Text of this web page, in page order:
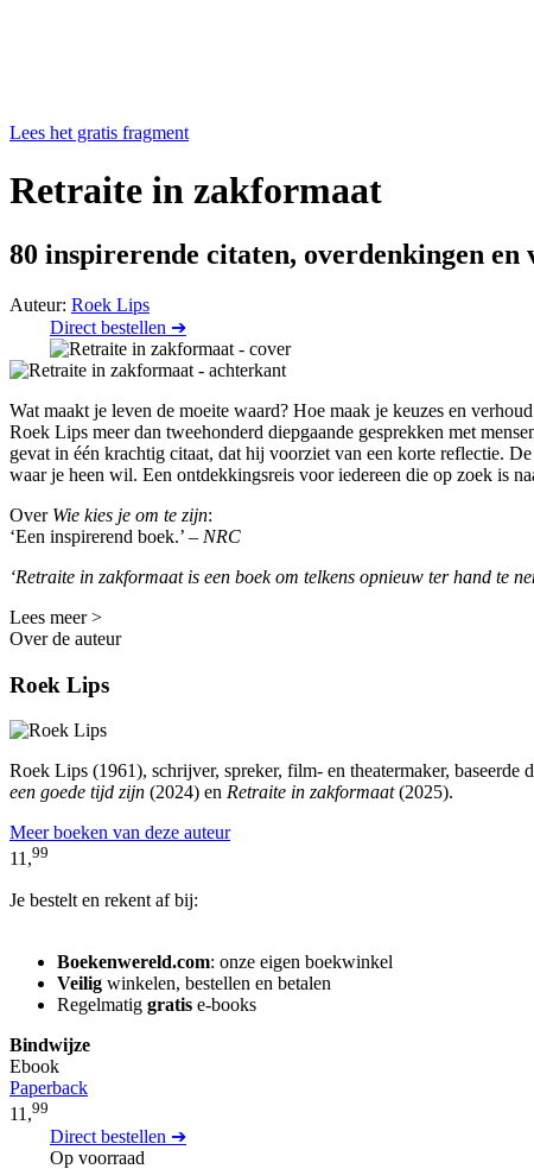
Lees het gratis fragment
Retraite in zakformaat
80 inspirerende citaten, overdenkingen
Auteur: Roek Lips
Direct bestellen ➔
Wat maakt je leven de moeite waard? Hoe maak je keuzes en
Roek Lips meer dan tweehonderd diepgaande gesprekken met
gevat in één krachtig citaat, dat hij voorziet van een korte reflectie.
waar je heen wil. Een ontdekkingsreis voor iedereen die op zoek is
Over Wie kies je om te zijn:
‘Een inspirerend boek.’ – NRC
‘Retraite in zakformaat is een boek om telkens opnieuw ter hand te
Lees meer >
Over de auteur
Roek Lips
Roek Lips (1961), schrijver, spreker, film- en theatermaker, baseerde
een goede tijd zijn (2024) en Retraite in zakformaat(2025).
Meer boeken van deze auteur
11,99
Je bestelt en rekent af bij:
Boekenwereld.com: onze eigen boekwinkel
Veilig winkelen, bestellen en betalen
Regelmatig gratis e-books
Bindwijze
Ebook
Paperback
11,99
Direct bestellen ➔
Op voorraad